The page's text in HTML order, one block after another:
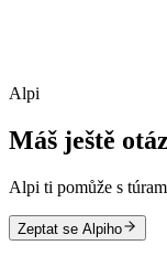
Alpi
Máš ještě
Alpi ti pomůže s
Zeptat se Alpiho